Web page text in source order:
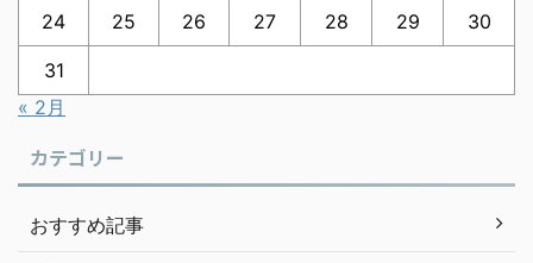
24 25 26 27 28 29 30
31
« 2月
カテゴリー
おすすめ記事